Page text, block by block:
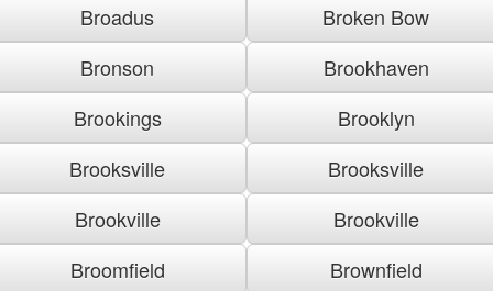
Broadus
Broken Bow
Bronson
Brookhaven
Brookings
Brooklyn
Brooksville
Brooksville
Brookville
Brookville
Broomfield
Brownfield